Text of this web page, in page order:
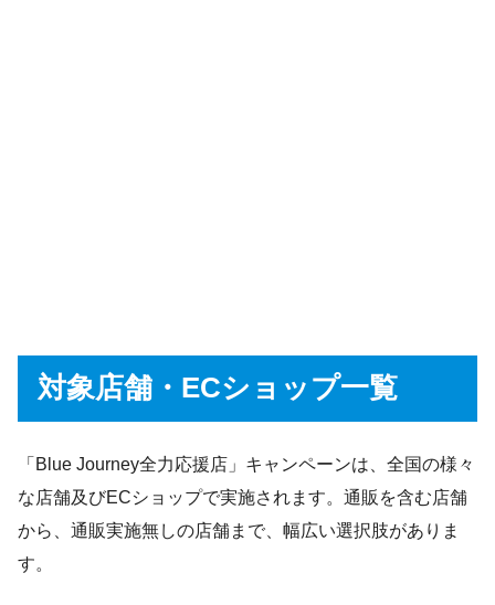
対象店舗・ECショップ一覧
「Blue Journey全力応援店」キャンペーンは、全国の様々
な店舗及びECショップで実施されます。通販を含む店舗
から、通販実施無しの店舗まで、幅広い選択肢がありま
す。